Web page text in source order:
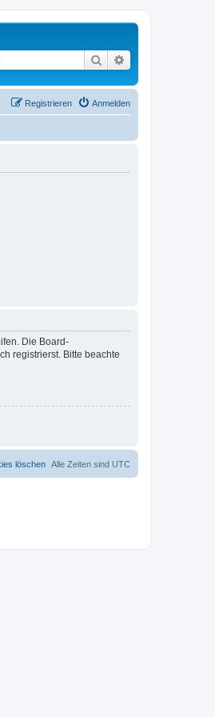
Suche
Anmelden
Registrieren
Die Board-
registrierst. Bitte beachte
Alle Zeiten sind UTC
löschen